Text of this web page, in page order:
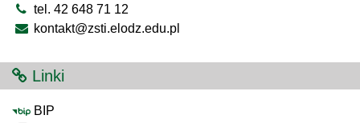
tel. 42 648 71 12
kontakt@zsti.elodz.edu.pl
Linki
BIP